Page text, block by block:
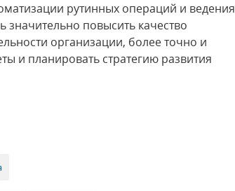
рутинных операций и ведения
повысить качество
организации, более точно и
и планировать стратегию развития